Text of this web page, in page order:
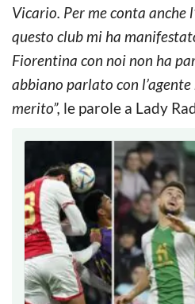
Vicario. Per me conta anche
questo club mi ha
Fiorentina con noi non ha
abbiano parlato con
merito”, le parole a Lady